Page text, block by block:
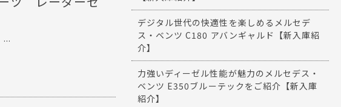
デジタル世代の快適性を楽しめるメルセデ
ス・ベンツ C180 アバンギャルド【新入庫紹
介】
力強いディーゼル性能が魅力のメルセデス・
ベンツ E350ブルーテックをご紹介【新入庫
紹介】